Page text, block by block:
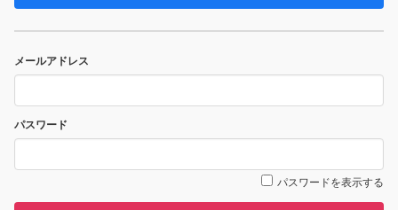
メールアドレス
パスワード
パスワードを表示する